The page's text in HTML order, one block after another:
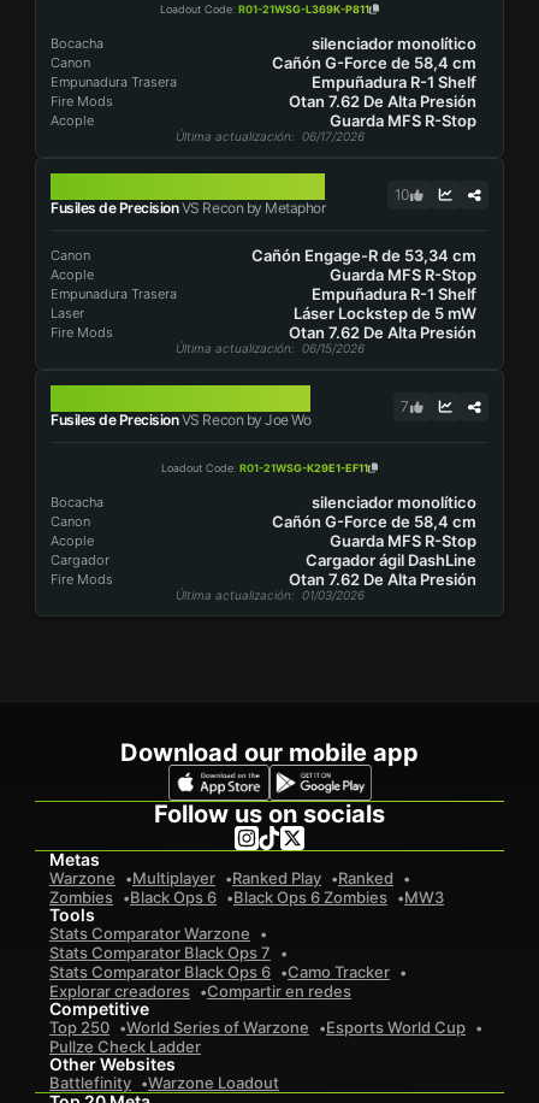
Loadout Code:R01-21WSG-L369K-P811
Bocacha silenciador monolítico
Canon Cañón G-Force de 58,4 cm
Empunadura Trasera Empuñadura R-1 Shelf
Fire Mods Otan 7.62 De Alta Presión
Acople Guarda MFS R-Stop
Última actualización: 06/17/2026
Fusiles de PrecisionVS Recon by Metaphor
10
Canon Cañón Engage-R de 53,34 cm
Acople Guarda MFS R-Stop
Empunadura Trasera Empuñadura R-1 Shelf
Laser Láser Lockstep de 5 mW
Fire Mods Otan 7.62 De Alta Presión
Última actualización: 06/15/2026
Fusiles de PrecisionVS Recon by Joe Wo
7
Loadout Code:R01-21WSG-K29E1-EF11
Bocacha silenciador monolítico
Canon Cañón G-Force de 58,4 cm
Acople Guarda MFS R-Stop
Cargador Cargador ágil DashLine
Fire Mods Otan 7.62 De Alta Presión
Última actualización: 01/03/2026
Download our mobile app
Follow us on socials
Metas
Warzone Multiplayer Ranked Play
Ranked
Zombies
Black Ops 6 Black Ops 6 Zombies MW3
Tools
Stats Comparator Warzone
Stats Comparator Black Ops 7
Stats Comparator Black Ops 6
Camo Tracker
Explorar creadores
Compartir en redes
Competitive
Top 250 World Series of Warzone
Esports World Cup
Pullze Check Ladder
Other Websites
Battlefinity Warzone Loadout